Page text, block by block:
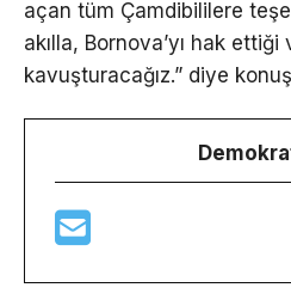
açan tüm Çamdibililere
akılla, Bornova’yı hak
kavuşturacağız.” diye